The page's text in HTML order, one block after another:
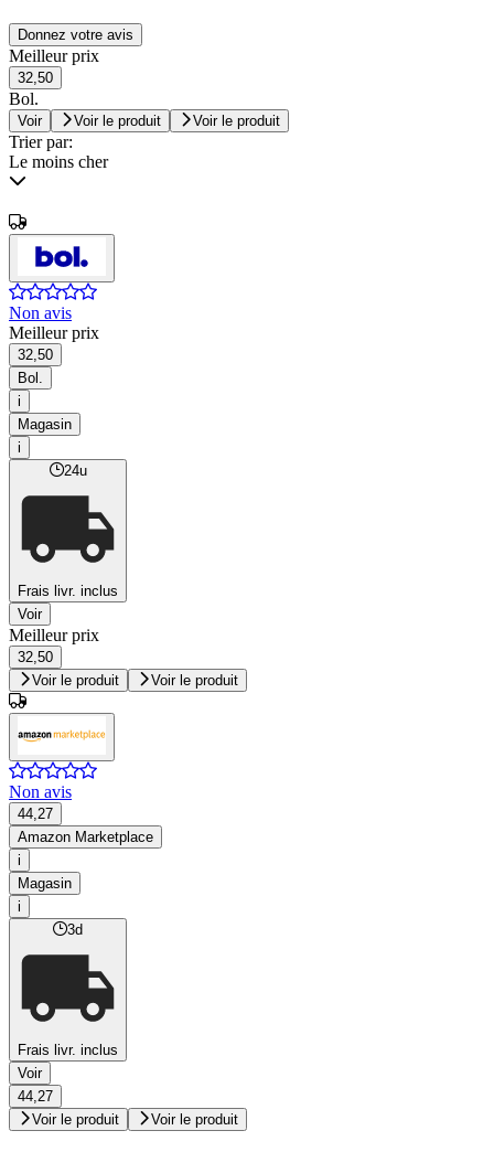
Donnez votre avis
Meilleur prix
32,50
Bol.
Voir Voir le produit Voir le produit
Trier par:
Le moins cher
Non avis
Meilleur prix
32,50
Bol.
i
Magasin
i
24u
Frais livr. inclus
Voir
Meilleur prix
32,50
Voir le produit
Voir le produit
Non avis
44,27
Amazon Marketplace
i
Magasin
i
3d
Frais livr. inclus
Voir
44,27
Voir le produit
Voir le produit